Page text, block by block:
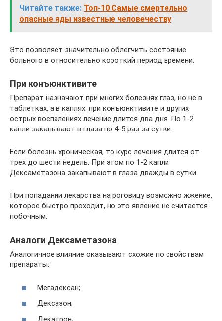
Читайте также: Топ-10 Самые смертельно
опасные яды известные человечеству
Это позволяет значительно облегчить состояние
больного в относительно короткий период времени.
При конъюнктивите
Препарат назначают при многих болезнях глаз, но не в
таблетках, а в каплях. при конъюнктивите и других
острых воспалениях лечение длится два дня. По 1-2
капли закапывают в глаза по 4-5 раз за сутки.
Если болезнь хроническая, то курс лечения длится от
трех до шести недель. При этом по 1-2 капли
Дексаметазона закапывают в глаза дважды в сутки.
При попадании лекарства на роговицу возможно жжение,
которое быстро проходит, но это явление не считается
побочным.
Аналоги Дексаметазона
Аналогичное влияние оказывают схожие по свойствам
препараты:
Мегадексан;
Дексазон;
Декатрон;